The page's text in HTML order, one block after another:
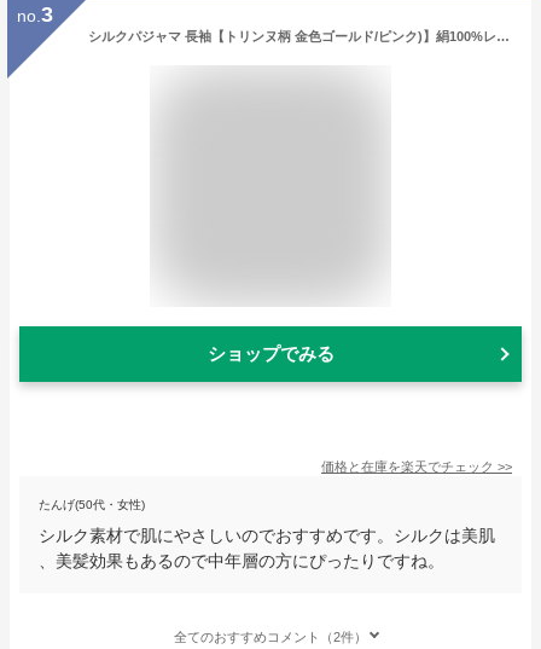
no. 3
シルクパジャマ 長袖【トリンヌ柄 金色ゴールド/ピンク)】絹100%レディース2着買ってペアにll【送料無料】母の日 敬老の日 プレゼント ギフト【smtb-KD】【楽ギフ_包装選択】あす楽対応【RCP】
ショップでみる
価格と在庫を楽天でチェック >>
たんげ(50代・女性)
シルク素材で肌にやさしいのでおすすめです。シルクは美肌
、美髪効果もあるので中年層の方にぴったりですね。
全てのおすすめコメント（2件）